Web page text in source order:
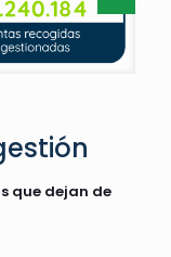
que dejan de